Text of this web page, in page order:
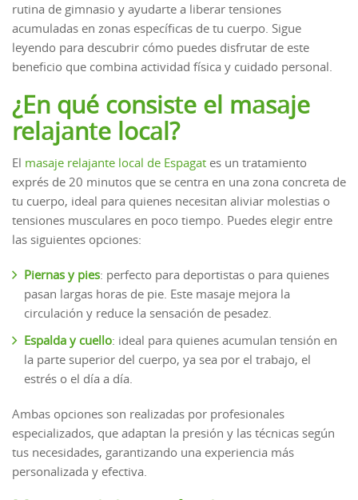
rutina de gimnasio y ayudarte a liberar tensiones
acumuladas en zonas específicas de tu cuerpo. Sigue
leyendo para descubrir cómo puedes disfrutar de este
beneficio que combina actividad física y cuidado personal.
¿En qué consiste el masaje
relajante local?
El masaje relajante local de Espagat es un tratamiento
exprés de 20 minutos que se centra en una zona concreta de
tu cuerpo, ideal para quienes necesitan aliviar molestias o
tensiones musculares en poco tiempo. Puedes elegir entre
las siguientes opciones:
Piernas y pies: perfecto para deportistas o para quienes
pasan largas horas de pie. Este masaje mejora la
circulación y reduce la sensación de pesadez.
Espalda y cuello: ideal para quienes acumulan tensión en
la parte superior del cuerpo, ya sea por el trabajo, el
estrés o el día a día.
Ambas opciones son realizadas por profesionales
especializados, que adaptan la presión y las técnicas según
tus necesidades, garantizando una experiencia más
personalizada y efectiva.